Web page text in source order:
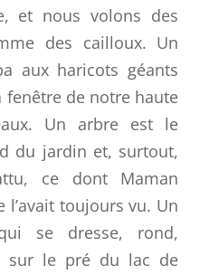
et nous volons des
des cailloux. Un
aux haricots géants
de notre haute
Un arbre est le
du jardin et, surtout,
ce dont Maman
l’avait toujours vu. Un
se dresse, rond,
sur le pré du lac de